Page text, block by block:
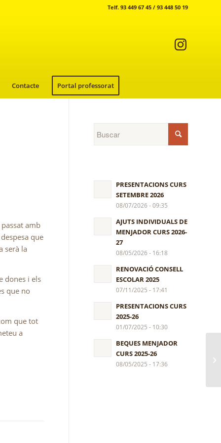
Telf. 93 449 67 45 / 93 448 50 19
Contacte Portal professorat
amb
que
serà la
dones i els
que no
que tot
a
PRESENTACIONS CURS
SETEMBRE 2026
08/07/2026 - 09:35
AJUTS INDIVIDUALS DE
MENJADOR CURS 2026-
27
08/05/2026 - 16:18
RENOVACIÓ CONSELL
ESCOLAR 2025
07/11/2025 - 17:41
PRESENTACIONS CURS
2025-26
01/07/2025 - 10:30
BEQUES MENJADOR
CURS 2025-26
08/05/2025 - 17:36